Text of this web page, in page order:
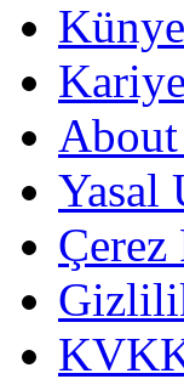
Künye
Yasal
Çerez